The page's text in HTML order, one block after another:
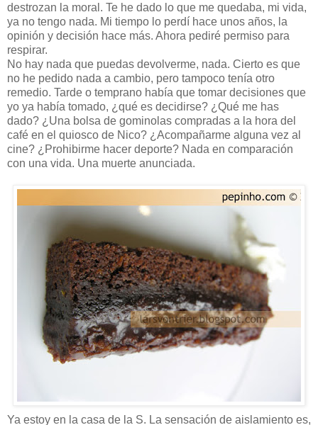
destrozan la moral. Te he dado lo que me quedaba, mi vida,
ya no tengo nada. Mi tiempo lo perdí hace unos años, la
opinión y decisión hace más. Ahora pediré permiso para
respirar.
No hay nada que puedas devolverme, nada. Cierto es que
no he pedido nada a cambio, pero tampoco tenía otro
remedio. Tarde o temprano había que tomar decisiones que
yo ya había tomado, ¿qué es decidirse? ¿Qué me has
dado? ¿Una bolsa de gominolas compradas a la hora del
café en el quiosco de Nico? ¿Acompañarme alguna vez al
cine? ¿Prohibirme hacer deporte? Nada en comparación
con una vida. Una muerte anunciada.
Ya estoy en la casa de la S. La sensación de aislamiento es,